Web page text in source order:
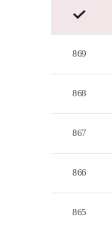
869
868
867
866
865